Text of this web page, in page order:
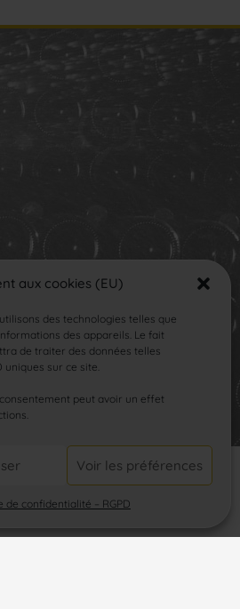
aux cookies (EU)
des technologies telles que
des appareils. Le fait
de traiter des données telles
uniques sur ce site.
peut avoir un effet
Voir les préférences
de confidentialité – RGPD